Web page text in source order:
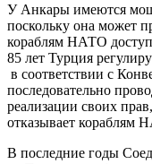
У Анкары имеются
поскольку она может
кораблям НАТО
85 лет Турция
в соответствии с
последовательно
реализации своих
отказывает кораблям
В последние годы